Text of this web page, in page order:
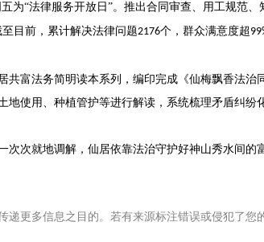
为“法律服务开放日”。推出合同审查、用工规范、
目前，累计解决法律问题2176个，群众满意度超
共富法务简明读本系列，编印完成《仙梅飘香法治
地使用、种植管护等进行解读，系统梳理矛盾纠纷
次次就地调解，仙居依靠法治守护好神山秀水间的
递更多信息之目的。若有来源标注错误或侵犯了您